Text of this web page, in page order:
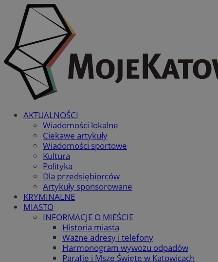
AKTUALNOŚCI
Wiadomości lokalne
Ciekawe artykuły
Wiadomości sportowe
Kultura
Polityka
Dla przedsiębiorców
Artykuły sponsorowane
KRYMINALNE
MIASTO
INFORMACJE O MIEŚCIE
Historia miasta
Ważne adresy i telefony
Harmonogram wywozu odpadów
Parafie i Msze Święte w Katowicach